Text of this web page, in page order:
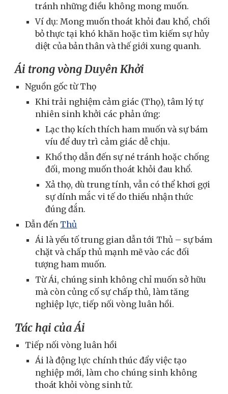
tránh những điều không mong muốn.
Ví dụ: Mong muốn thoát khỏi đau khổ, chối
bỏ thực tại khó khăn hoặc tìm kiếm sự hủy
diệt của bản thân và thế giới xung quanh.
Ái trong vòng Duyên Khởi
Nguồn gốc từ Thọ
Khi trải nghiệm cảm giác (Thọ), tâm lý tự
nhiên sinh khởi các phản ứng:
Lạc thọ kích thích ham muốn và sự bám
víu để duy trì cảm giác dễ chịu.
Khổ thọ dẫn đến sự né tránh hoặc chống
đối, mong muốn thoát khỏi đau khổ.
Xả thọ, dù trung tính, vẫn có thể khơi gợi
sự dính mắc vi tế do thiếu nhận thức
đúng đắn.
Dẫn đến Thủ
Ái là yếu tố trung gian dẫn tới Thủ – sự bám
chặt và chấp thủ mạnh mẽ vào các đối
tượng ham muốn.
Từ Ái, chúng sinh không chỉ muốn sở hữu
mà còn củng cố sự chấp thủ, làm tăng
nghiệp lực, tiếp nối vòng luân hồi.
Tác hại của Ái
Tiếp nối vòng luân hồi
Ái là động lực chính thúc đẩy việc tạo
nghiệp mới, làm cho chúng sinh không
thoát khỏi vòng sinh tử.